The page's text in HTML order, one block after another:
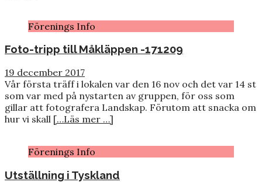
Förenings Info
Foto-tripp till Måkläppen -171209
19 december 2017
Vår första träff i lokalen var den 16 nov och det var 14 st
som var med på nystarten av gruppen, för oss som
gillar att fotografera Landskap. Förutom att snacka om
hur vi skall […Läs mer …]
Förenings Info
Utställning i Tyskland